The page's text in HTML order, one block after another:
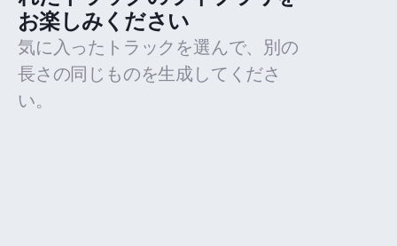
お楽しみください
気に入ったトラックを選んで、別の
長さの同じものを生成してくださ
い。